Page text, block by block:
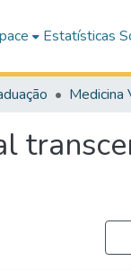
Estatísticas
Medicina